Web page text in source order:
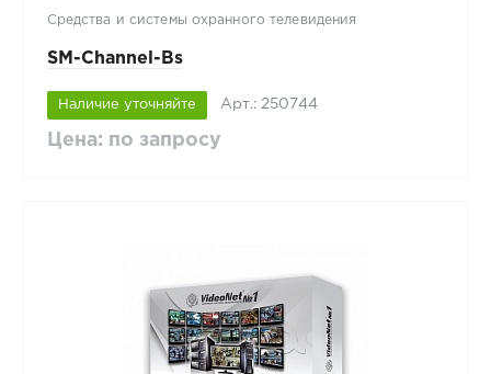
Средства и системы охранного телевидения
SM-Channel-Bs
Наличие уточняйте Арт.: 250744
Цена: по запросу